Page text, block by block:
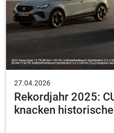
27.04.2026
Rekordjahr 2025:
knacken